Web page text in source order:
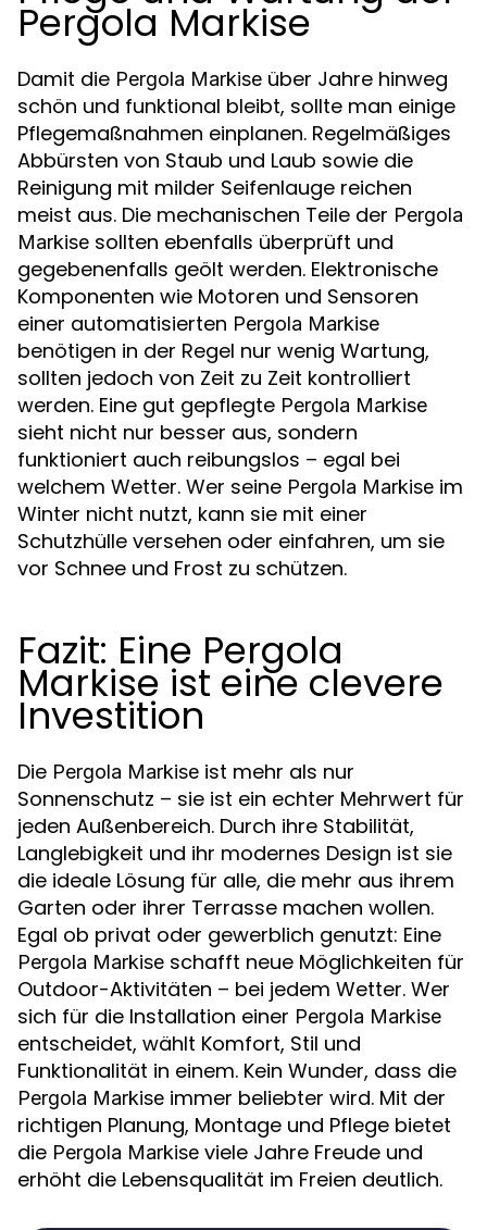
Pergola Markise
Damit die Pergola Markise über Jahre hinweg
schön und funktional bleibt, sollte man einige
Pflegemaßnahmen einplanen. Regelmäßiges
Abbürsten von Staub und Laub sowie die
Reinigung mit milder Seifenlauge reichen
meist aus. Die mechanischen Teile der Pergola
Markise sollten ebenfalls überprüft und
gegebenenfalls geölt werden. Elektronische
Komponenten wie Motoren und Sensoren
einer automatisierten Pergola Markise
benötigen in der Regel nur wenig Wartung,
sollten jedoch von Zeit zu Zeit kontrolliert
werden. Eine gut gepflegte Pergola Markise
sieht nicht nur besser aus, sondern
funktioniert auch reibungslos – egal bei
welchem Wetter. Wer seine Pergola Markise im
Winter nicht nutzt, kann sie mit einer
Schutzhülle versehen oder einfahren, um sie
vor Schnee und Frost zu schützen.
Fazit: Eine Pergola
Markise ist eine clevere
Investition
Die Pergola Markise ist mehr als nur
Sonnenschutz – sie ist ein echter Mehrwert für
jeden Außenbereich. Durch ihre Stabilität,
Langlebigkeit und ihr modernes Design ist sie
die ideale Lösung für alle, die mehr aus ihrem
Garten oder ihrer Terrasse machen wollen.
Egal ob privat oder gewerblich genutzt: Eine
Pergola Markise schafft neue Möglichkeiten für
Outdoor-Aktivitäten – bei jedem Wetter. Wer
sich für die Installation einer Pergola Markise
entscheidet, wählt Komfort, Stil und
Funktionalität in einem. Kein Wunder, dass die
Pergola Markise immer beliebter wird. Mit der
richtigen Planung, Montage und Pflege bietet
die Pergola Markise viele Jahre Freude und
erhöht die Lebensqualität im Freien deutlich.